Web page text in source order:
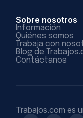
Sobre nosotros
Información
Quiénes somos
Trabaja con
Blog de
Contáctanos
Trabajos.com es